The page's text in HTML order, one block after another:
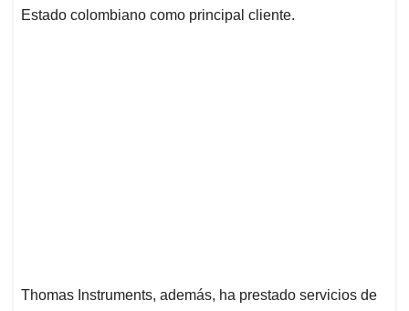
Estado colombiano como principal cliente.
Thomas Instruments, además, ha prestado servicios de